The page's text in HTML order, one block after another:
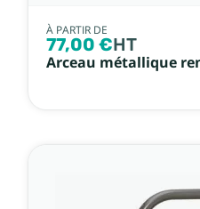
À PARTIR DE
77,00 €HT
Arceau métallique